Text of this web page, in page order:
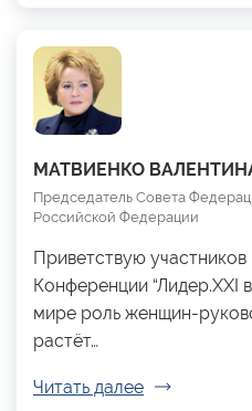
МАТВИЕНКО
Председатель Совета
Российской Федерации
Приветствую
Конференции “Лидер.XXI
мире роль женщин-
растёт…
Читать далее